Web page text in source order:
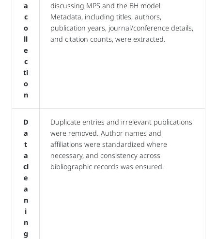
a
c
o
ll
e
c
ti
o
n
discussing MPS and the BH model.
Metadata, including titles, authors,
publication years, journal/conference details,
and citation counts, were extracted.
D
a
t
a
cl
e
a
n
i
n
g
Duplicate entries and irrelevant publications
were removed. Author names and
affiliations were standardized where
necessary, and consistency across
bibliographic records was ensured.